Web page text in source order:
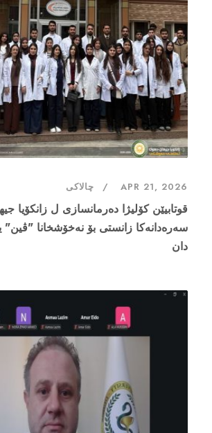
APR 21, 2026 چالاکی
قوتابیێن كۆلیژا دەرمانسازی ل زانكۆیا
سەرەدانەكا زانستی بۆ نەخۆشخانا "ڤین"
دان